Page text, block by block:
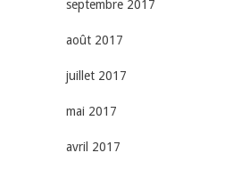
septembre 2017
août 2017
juillet 2017
mai 2017
avril 2017